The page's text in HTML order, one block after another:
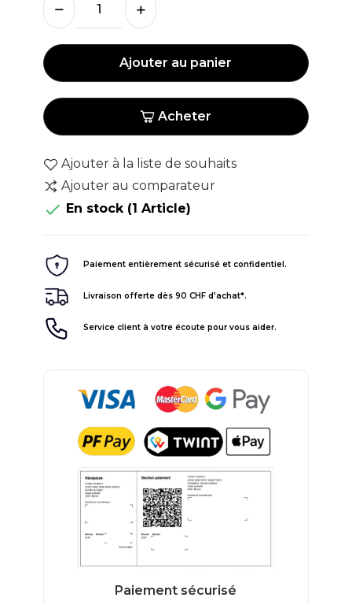
Ajouter au panier
Acheter
Ajouter à la liste de souhaits
Ajouter au comparateur
 En stock (1 Article)
Paiement entièrement sécurisé et confidentiel.
Livraison offerte dès 90 CHF d'achat*.
Service client à votre écoute pour vous aider.